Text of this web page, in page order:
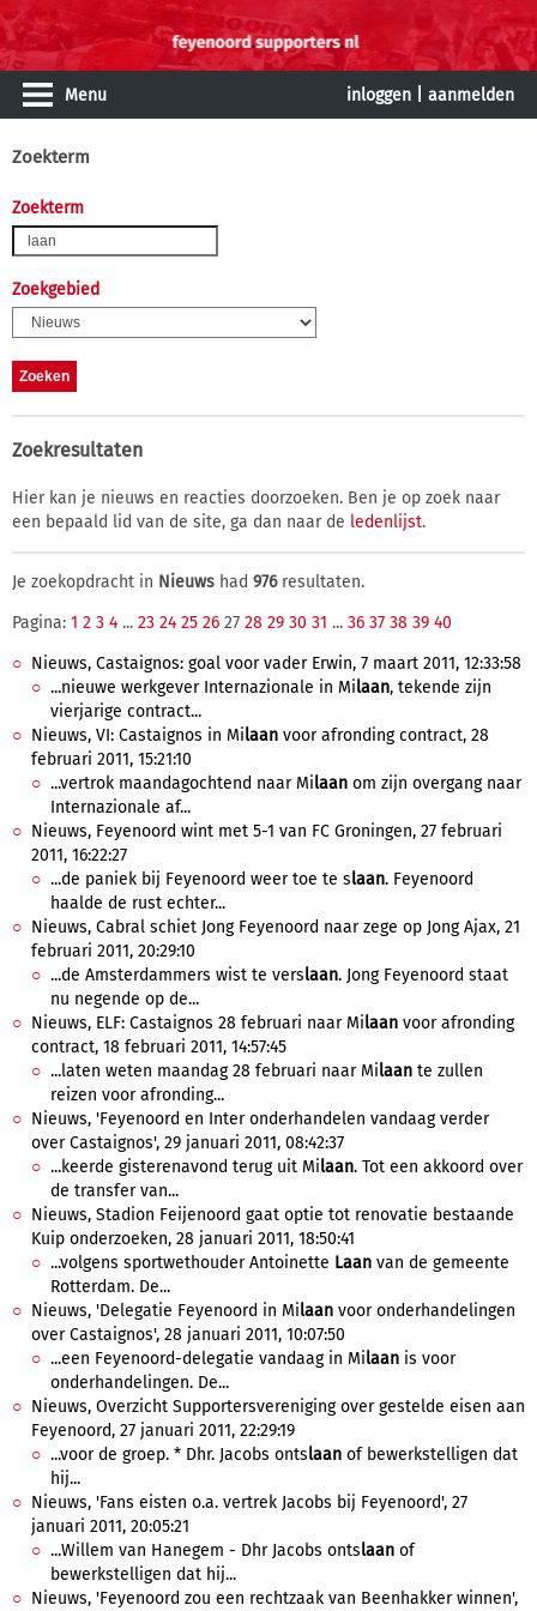
Menu inloggen aanmelden
Zoekterm
Zoekterm
Zoekgebied
Zoekresultaten
Hier kan je nieuws en reacties doorzoeken. Ben je op zoek naar
een bepaald lid van de site, ga dan naar de ledenlijst.
Je zoekopdracht in Nieuws had 976resultaten.
Pagina: 1 2 3 4 ... 23 24 25 26 27 28 29 30 31 ... 36 37 38 39 40
Nieuws, Castaignos: goal voor vader Erwin, 7 maart 2011, 12:33:58
...nieuwe werkgever Internazionale in Milaan, tekende zijn
vierjarige contract...
Nieuws, VI: Castaignos in Milaan voor afronding contract, 28
februari 2011, 15:21:10
...vertrok maandagochtend naar Milaan om zijn overgang naar
Internazionale af...
Nieuws, Feyenoord wint met 5-1 van FC Groningen, 27 februari
2011, 16:22:27
...de paniek bij Feyenoord weer toe te slaan. Feyenoord
haalde de rust echter...
Nieuws, Cabral schiet Jong Feyenoord naar zege op Jong Ajax, 21
februari 2011, 20:29:10
...de Amsterdammers wist te verslaan. Jong Feyenoord staat
nu negende op de...
Nieuws, ELF: Castaignos 28 februari naar Milaan voor afronding
contract, 18 februari 2011, 14:57:45
...laten weten maandag 28 februari naar Milaan te zullen
reizen voor afronding...
Nieuws, 'Feyenoord en Inter onderhandelen vandaag verder
over Castaignos', 29 januari 2011, 08:42:37
...keerde gisterenavond terug uit Milaan. Tot een akkoord over
de transfer van...
Nieuws, Stadion Feijenoord gaat optie tot renovatie bestaande
Kuip onderzoeken, 28 januari 2011, 18:50:41
...volgens sportwethouder Antoinette Laan van de gemeente
Rotterdam. De...
Nieuws, 'Delegatie Feyenoord in Milaan voor onderhandelingen
over Castaignos', 28 januari 2011, 10:07:50
...een Feyenoord-delegatie vandaag in Milaan is voor
onderhandelingen. De...
Nieuws, Overzicht Supportersvereniging over gestelde eisen aan
Feyenoord, 27 januari 2011, 22:29:19
...voor de groep. * Dhr. Jacobs ontslaan of bewerkstelligen dat
hij...
Nieuws, 'Fans eisten o.a. vertrek Jacobs bij Feyenoord', 27
januari 2011, 20:05:21
...Willem van Hanegem - Dhr Jacobs ontslaan of
bewerkstelligen dat hij...
Nieuws, 'Feyenoord zou een rechtzaak van Beenhakker winnen',